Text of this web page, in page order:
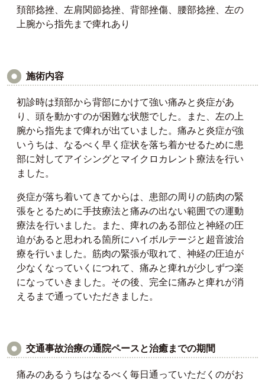
頚部捻挫、左肩関節捻挫、背部挫傷、腰部捻挫、左の
上腕から指先まで痺れあり
施術内容
初診時は頚部から背部にかけて強い痛みと炎症があ
り、頭を動かすのが困難な状態でした。また、左の上
腕から指先まで痺れが出ていました。痛みと炎症が強
いうちは、なるべく早く症状を落ち着かせるために患
部に対してアイシングとマイクロカレント療法を行い
ました。
炎症が落ち着いてきてからは、患部の周りの筋肉の緊
張をとるために手技療法と痛みの出ない範囲での運動
療法を行いました。また、痺れのある部位と神経の圧
迫があると思われる箇所にハイボルテージと超音波治
療を行いました。筋肉の緊張が取れて、神経の圧迫が
少なくなっていくにつれて、痛みと痺れが少しずつ楽
になっていきました。その後、完全に痛みと痺れが消
えるまで通っていただきました。
交通事故治療の通院ペースと治癒までの期間
痛みのあるうちはなるべく毎日通っていただくのがお